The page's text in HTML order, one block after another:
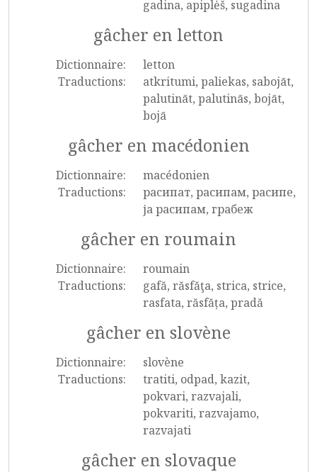
gadina, apiplėš, sugadina
gâcher en letton
Dictionnaire:
letton
Traductions:
atkritumi, paliekas, sabojāt,
palutināt, palutinās, bojāt,
bojā
gâcher en macédonien
Dictionnaire:
macédonien
Traductions:
расипат, расипам, расипе,
ја расипам, грабеж
gâcher en roumain
Dictionnaire:
roumain
Traductions:
gafă, răsfăţa, strica, strice,
rasfata, răsfăța, pradă
gâcher en slovène
Dictionnaire:
slovène
Traductions:
tratiti, odpad, kazit,
pokvari, razvajali,
pokvariti, razvajamo,
razvajati
gâcher en slovaque